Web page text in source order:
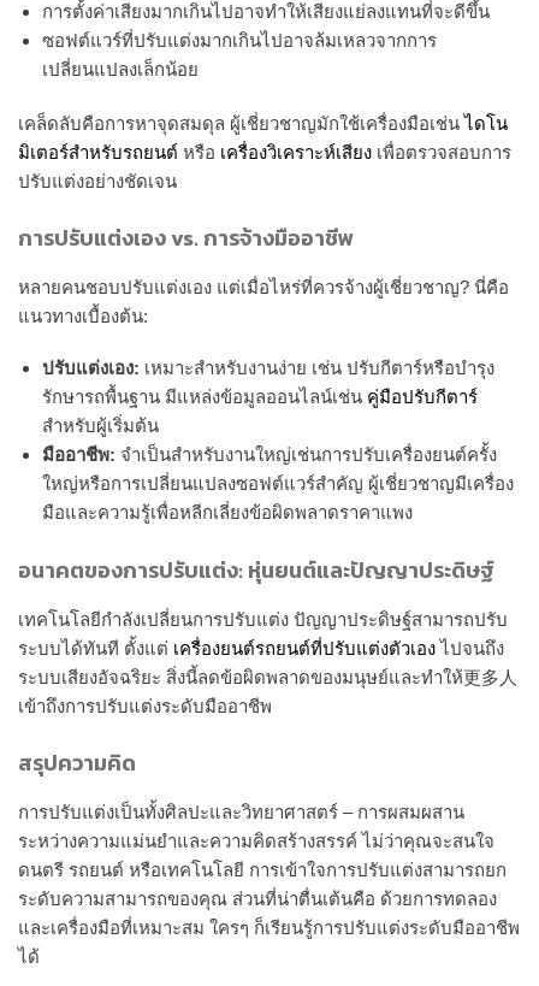
การตั้งค่าเสียงมากเกินไปอาจทำให้เสียงแย่ลงแทนที่จะดีขึ้น
ซอฟต์แวร์ที่ปรับแต่งมากเกินไปอาจล้มเหลวจากการ
เปลี่ยนแปลงเล็กน้อย
เคล็ดลับคือการหาจุดสมดุล ผู้เชี่ยวชาญมักใช้เครื่องมือเช่นไดโน
มิเตอร์สำหรับรถยนต์ หรือ เครื่องวิเคราะห์เสียง เพื่อตรวจสอบการ
ปรับแต่งอย่างชัดเจน
การปรับแต่งเอง vs. การจ้างมืออาชีพ
หลายคนชอบปรับแต่งเอง แต่เมื่อไหร่ที่ควรจ้างผู้เชี่ยวชาญ? นี่คือ
แนวทางเบื้องต้น:
ปรับแต่งเอง: เหมาะสำหรับงานง่าย เช่น ปรับกีตาร์หรือบำรุง
รักษารถพื้นฐาน มีแหล่งข้อมูลออนไลน์เช่น คู่มือปรับกีตาร์
สำหรับผู้เริ่มต้น
มืออาชีพ: จำเป็นสำหรับงานใหญ่เช่นการปรับเครื่องยนต์ครั้ง
ใหญ่หรือการเปลี่ยนแปลงซอฟต์แวร์สำคัญ ผู้เชี่ยวชาญมีเครื่อง
มือและความรู้เพื่อหลีกเลี่ยงข้อผิดพลาดราคาแพง
อนาคตของการปรับแต่ง: หุ่นยนต์และปัญญาประดิษฐ์
เทคโนโลยีกำลังเปลี่ยนการปรับแต่ง ปัญญาประดิษฐ์สามารถปรับ
ระบบได้ทันที ตั้งแต่ เครื่องยนต์รถยนต์ที่ปรับแต่งตัวเองไปจนถึง
ระบบเสียงอัจฉริยะ สิ่งนี้ลดข้อผิดพลาดของมนุษย์และทำให้更多人
เข้าถึงการปรับแต่งระดับมืออาชีพ
สรุปความคิด
การปรับแต่งเป็นทั้งศิลปะและวิทยาศาสตร์ – การผสมผสาน
ระหว่างความแม่นยำและความคิดสร้างสรรค์ ไม่ว่าคุณจะสนใจ
ดนตรี รถยนต์ หรือเทคโนโลยี การเข้าใจการปรับแต่งสามารถยก
ระดับความสามารถของคุณ ส่วนที่น่าตื่นเต้นคือ ด้วยการทดลอง
และเครื่องมือที่เหมาะสม ใครๆ ก็เรียนรู้การปรับแต่งระดับมืออาชีพ
ได้